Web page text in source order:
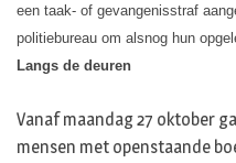
een taak- of gevangenisstraf
politiebureau om alsnog hun
Langs de deuren
Vanaf maandag 27 oktober
mensen met openstaande